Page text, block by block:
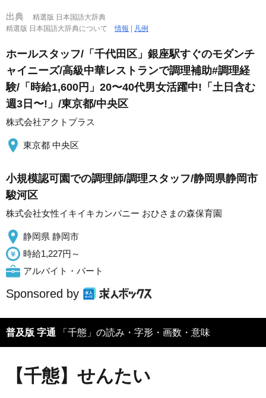
出典
精選版 日本国語大辞典
精選版 日本国語大辞典について情報 | 凡例
ホールスタッフ/「千代田区」銀座駅すぐのモダンチ
ャイニーズ/高級中華レストランで調理補助#調理経
験/「時給1,600円」20〜40代男女活躍中!「土日含む
週3日〜!」/東京都/中央区
株式会社アクトプラス
東京都 中央区
小規模認可園での調理師/調理スタッフ/静岡県静岡市
駿河区
株式会社女性イキイキカンパニー おひさまの森保育園
静岡県 静岡市
時給1,227円～
アルバイト・パート
Sponsored by
普及版 字通 「千態」の読み・字形・画数・意味
【千態】せんたい